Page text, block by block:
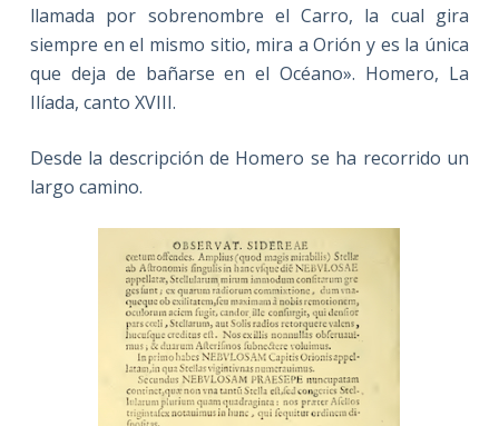
llamada por sobrenombre el Carro, la cual gira
siempre en el mismo sitio, mira a Orión y es la única
que deja de bañarse en el Océano». Homero, La
Ilíada, canto XVIII.
Desde la descripción de Homero se ha recorrido un
largo camino.